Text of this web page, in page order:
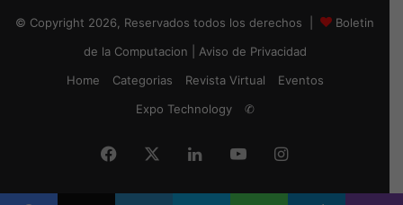
© Copyright 2026, Reservados todos los derechos |
Boletin
de la Computacion
Aviso de Privacidad
Home
Categorias Revista Virtual
Eventos
Expo Technology
✆
Facebook LinkedInYouTubeInstagram